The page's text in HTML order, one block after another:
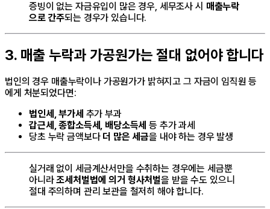
증빙이 없는 자금유입이 많은 경우, 세무조사 시 매출누락
으로 간주되는 경우가 있습니다.
3. 매출 누락과 가공원가는 절대 없어야 합니다
법인의 경우 매출누락이나 가공원가가 밝혀지고 그 자금이 임직원 등
에게 처분되었다면:
법인세, 부가세 추가 부과
갑근세, 종합소득세, 배당소득세 등 추가 과세
당초 누락 금액보다 더 많은 세금을 내야 하는 경우 발생
실거래 없이 세금계산서만을 수취하는 경우에는 세금뿐
아니라조세처벌법에 의거 형사처벌을 받을 수도 있으니
절대 주의하며 관리 보관을 철저히 해야 합니다.